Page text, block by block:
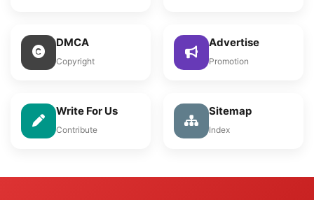
DMCA
Copyright
Advertise
Promotion
Write For Us
Contribute
Sitemap
Index